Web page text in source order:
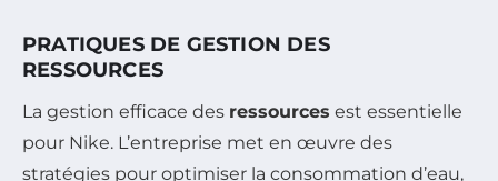
PRATIQUES DE GESTION DES
RESSOURCES
La gestion efficace des ressources est essentielle
pour Nike. L’entreprise met en œuvre des
stratégies pour optimiser la consommation d’eau,